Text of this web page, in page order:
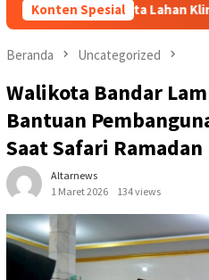
Konten Spesial
Klinik Puspita Berujung
Beranda Uncategorized
Walikota Bandar
Bantuan
Saat Safari Ramadan
Altarnews
1 Maret 2026
134 views